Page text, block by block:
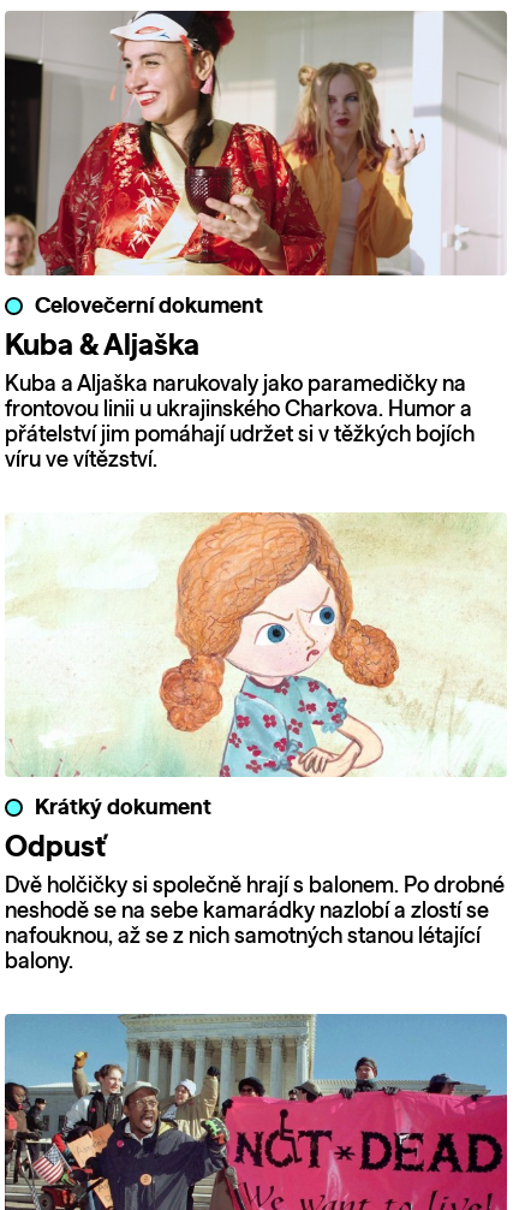
Celovečerní dokument
Kuba & Aljaška
Kuba a Aljaška narukovaly jako paramedičky na
frontovou linii u ukrajinského Charkova. Humor a
přátelství jim pomáhají udržet si v těžkých bojích
víru ve vítězství.
Krátký dokument
Odpusť
Dvě holčičky si společně hrají s balonem. Po drobné
neshodě se na sebe kamarádky nazlobí a zlostí se
nafouknou, až se z nich samotných stanou létající
balony.